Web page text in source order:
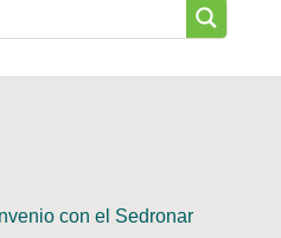
con el Sedronar